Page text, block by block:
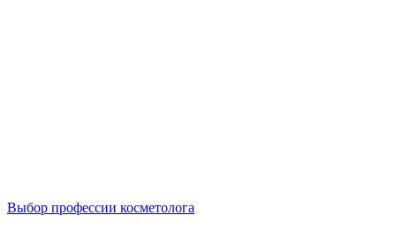
Выбор профессии косметолога